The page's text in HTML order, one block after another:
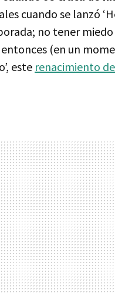
cuando se lanzó
no tener
(en un
este renacimiento